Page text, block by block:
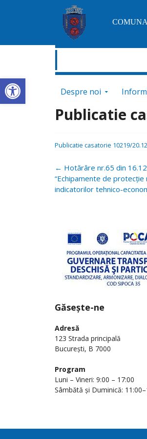
Deschide bara de unelte Despre noi
Publicatie
Publicatie casatorie 10219/
Navigare
postări
← Hotărâre nr.65 din
“Echipamente de protecție
indicatorilor tehnico-
Găsește-ne
Adresă
123 Strada principală
București, B 7000
Program
Luni – Vineri: 9:00 – 17:00
Sâmbătă și Duminică: